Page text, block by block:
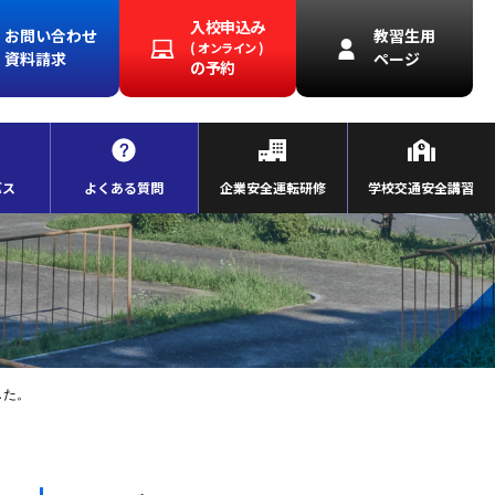
お問い合わせ
資料請求
入校申込み
( オンライン )
の予約
教習生用
ページ
よくある質問 企業安全運転研修 学校交通安全講習
。